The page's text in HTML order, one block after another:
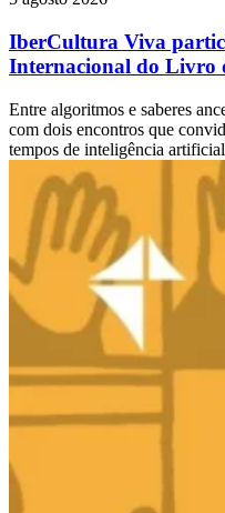
IberCultura Viva
Internacional do Livro
Entre algoritmos e saberes
com dois encontros que
tempos de inteligência